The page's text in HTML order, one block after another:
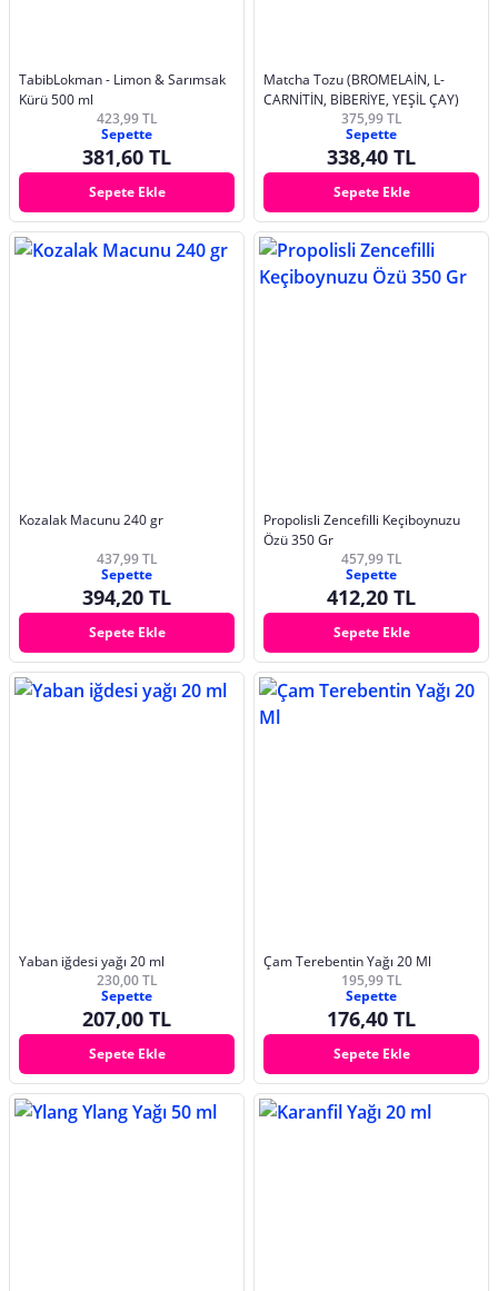
TabibLokman - Limon & Sarımsak
Kürü 500 ml
423,99 TL
Sepette
381,60 TL
Sepete Ekle
Matcha Tozu (BROMELAİN, L-
CARNİTİN, BİBERİYE, YEŞİL ÇAY)
375,99 TL
Sepette
338,40 TL
Sepete Ekle
Kozalak Macunu 240 gr
437,99 TL
Sepette
394,20 TL
Sepete Ekle
Propolisli Zencefilli Keçiboynuzu
Özü 350 Gr
457,99 TL
Sepette
412,20 TL
Sepete Ekle
Yaban iğdesi yağı 20 ml
230,00 TL
Sepette
207,00 TL
Sepete Ekle
Çam Terebentin Yağı 20 Ml
195,99 TL
Sepette
176,40 TL
Sepete Ekle